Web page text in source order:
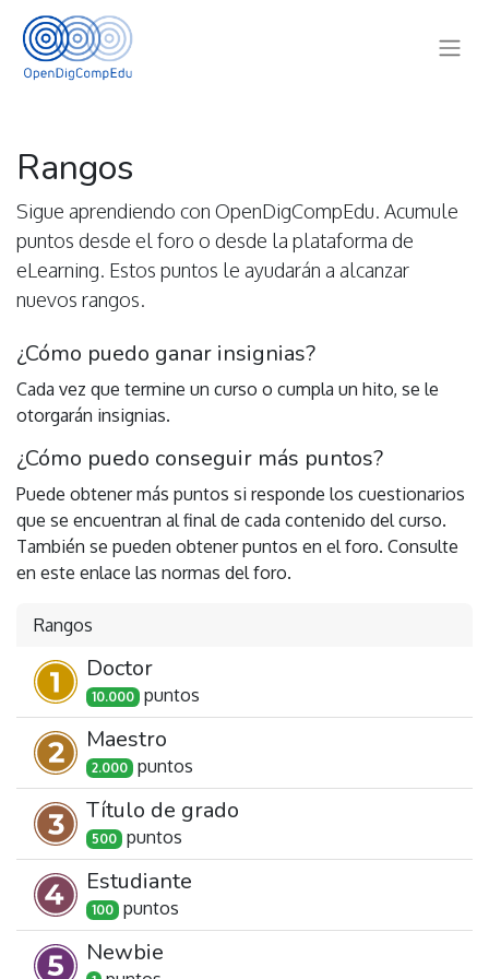
Rangos
Sigue aprendiendo con OpenDigCompEdu. Acumule
puntos desde el foro o desde la plataforma de
eLearning. Estos puntos le ayudarán a alcanzar
nuevos rangos.
¿Cómo puedo ganar insignias?
Cada vez que termine un curso o cumpla un hito, se le
otorgarán insignias.
¿Cómo puedo conseguir más puntos?
Puede obtener más puntos si responde los cuestionarios
que se encuentran al final de cada contenido del curso.
También se pueden obtener puntos en el foro. Consulte
en este enlace las normas del foro.
Rangos
Doctor
10.000 puntos
Maestro
2.000 puntos
Título de grado
500 puntos
Estudiante
100 puntos
Newbie